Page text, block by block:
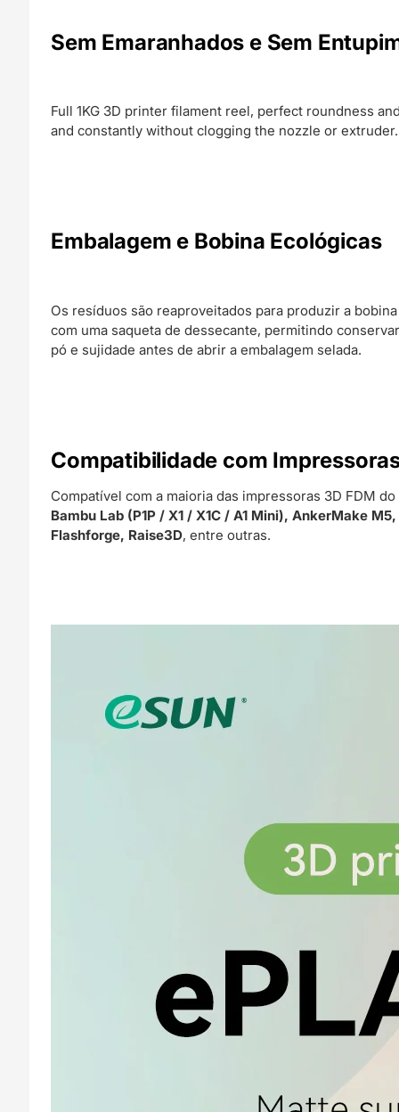
Sem Emaranhados e Sem
Full 1KG 3D printer filament reel, perfect roundness
and constantly without clogging the nozzle or extruder.
Embalagem e Bobina Ecológicas
Os resíduos são reaproveitados para produzir a
com uma saqueta de dessecante, permitindo
pó e sujidade antes de abrir a embalagem selada.
Compatibilidade com
Compatível com a maioria das impressoras 3D FDM
Bambu Lab (P1P / X1 / X1C / A1 Mini), AnkerMake
Flashforge, Raise3D, entre outras.